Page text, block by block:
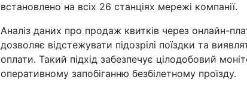
встановлено на всіх 26 станціях мережі компанії.
Аналіз даних про продаж квитків через онлайн-
дозволяє відстежувати підозрілі поїздки та
оплати. Такий підхід забезпечує цілодобовий
оперативному запобіганню безбілетному проїзду.